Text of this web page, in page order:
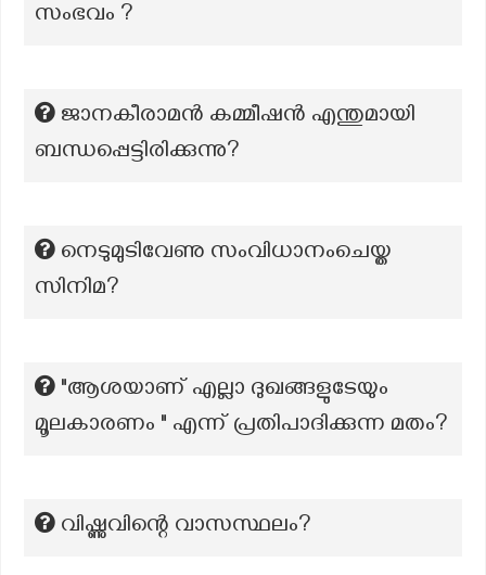
സംഭവം ?
ജാനകീരാമന്‍ കമ്മീഷന്‍ എന്തുമായി
ബന്ധപ്പെട്ടിരിക്കുന്നു?
നെടുമുടിവേണു സംവിധാനംചെയ്ത
സിനിമ?
"ആശയാണ് എല്ലാ ദുഖങ്ങളുടേയും
മൂലകാരണം " എന്ന് പ്രതിപാദിക്കുന്ന മതം?
വിഷ്ണുവിന്റെ വാസസ്ഥലം?